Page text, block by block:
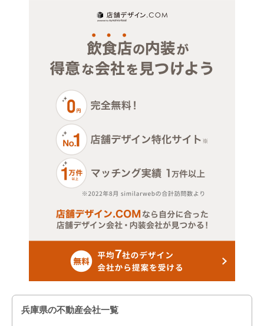
ジム・教室・スタジオ
その他サービス・その他
兵庫県の不動産会社一覧